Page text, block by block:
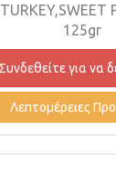
125gr
Συνδεθείτε για να
Λεπτομέρειες